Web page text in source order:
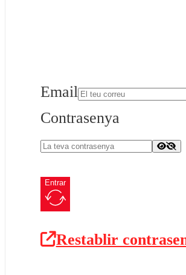
Email
Contrasenya
Entrar
Restablir